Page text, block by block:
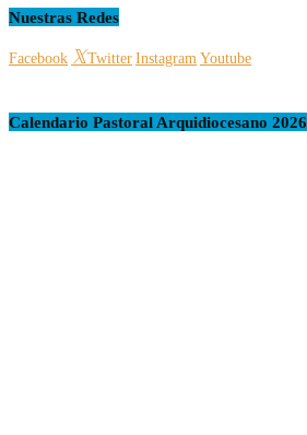
Nuestras Redes
Facebook Twitter Instagram Youtube
Calendario Pastoral Arquidiocesano 2026